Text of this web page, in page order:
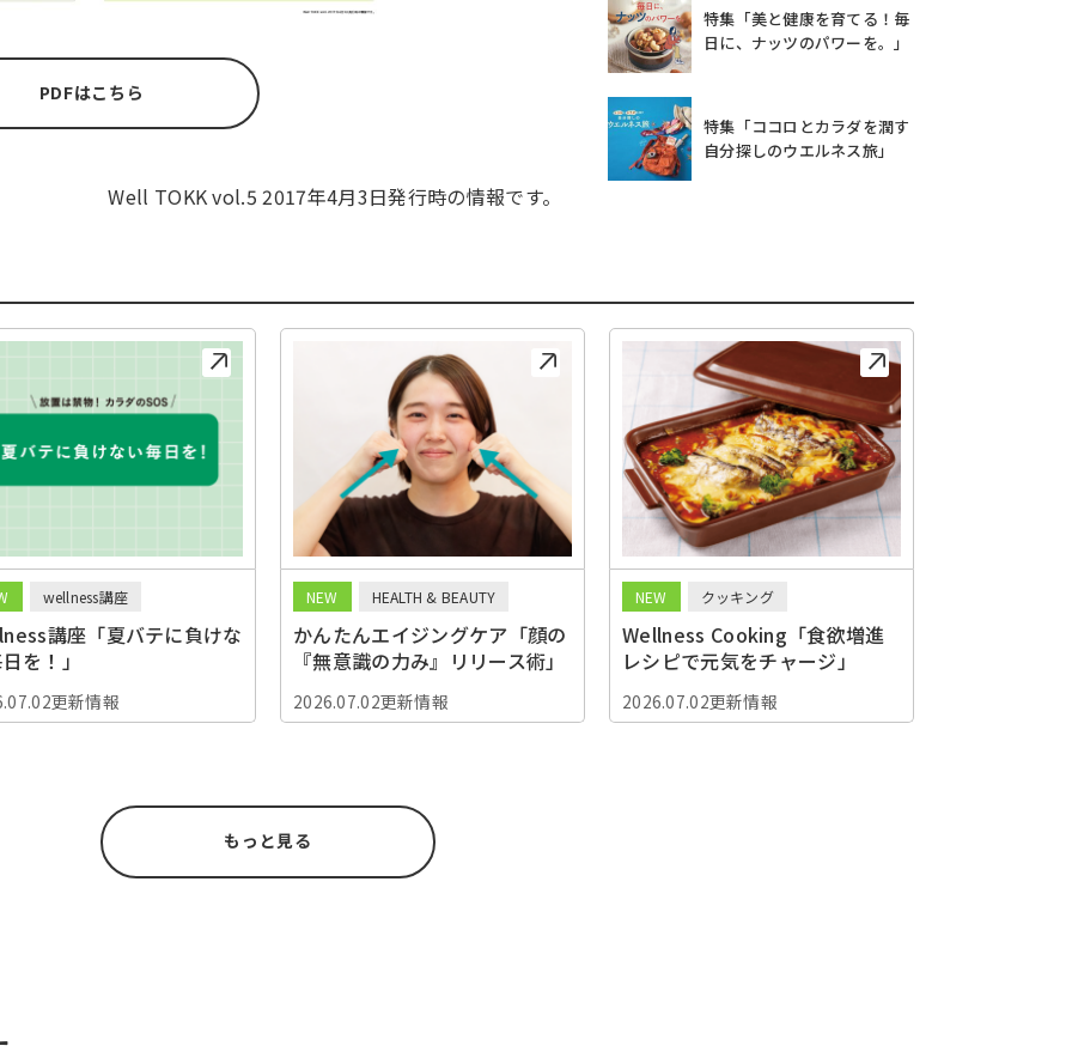
PDFはこちら
Well TOKK vol.5 2017年4月3日発行時の情報です。
特集「美と健康を育てる！毎
日に、ナッツのパワーを。」
特集「ココロとカラダを潤す
自分探しのウエルネス旅」
wellness講座
講座「夏バテに負けな
を！」
更新情報
NEW HEALTH & BEAUTY
かんたんエイジングケア「顔の
『無意識の力み』リリース術」
2026.07.02更新情報
NEW クッキング
Wellness Cooking「食欲増進
レシピで元気をチャージ」
2026.07.02更新情報
もっと見る